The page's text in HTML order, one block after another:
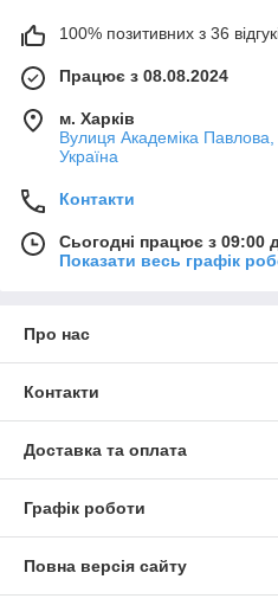
100% позитивних з 36
Працює з 08.08.2024
м. Харків
Вулиця Академіка
Україна
Контакти
Сьогодні працює з 09:00
Показати весь графік
Про нас
Контакти
Доставка та оплата
Графік роботи
Повна версія сайту